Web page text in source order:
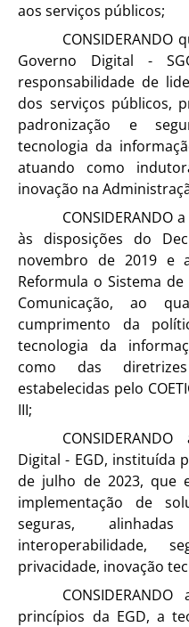
aos serviços públicos;
Governo Digital -
responsabilidade de
dos serviços públicos,
padronização e
tecnologia da
atuando como
inovação na
CONSIDERANDO
às disposições do
novembro de 2019 e
Reformula o Sistema
Comunicação, ao
cumprimento da
tecnologia da
como das
estabelecidas pelo
III;
Digital - EGD, instituída
de julho de 2023, que
implementação de
seguras,
interoperabilidade,
privacidade, inovação
princípios da EGD, a